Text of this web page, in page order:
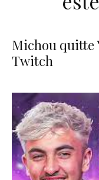
Michou quitte
Twitch